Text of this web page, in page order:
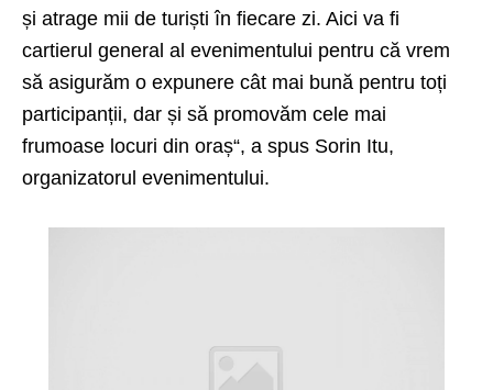
și atrage mii de turiști în fiecare zi. Aici va fi
cartierul general al evenimentului pentru că vrem
să asigurăm o expunere cât mai bună pentru toți
participanții, dar și să promovăm cele mai
frumoase locuri din oraș“, a spus Sorin Itu,
organizatorul evenimentului.